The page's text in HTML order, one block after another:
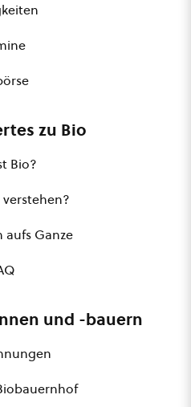
zu Bio
Bio?
aufs Ganze
und -bauern